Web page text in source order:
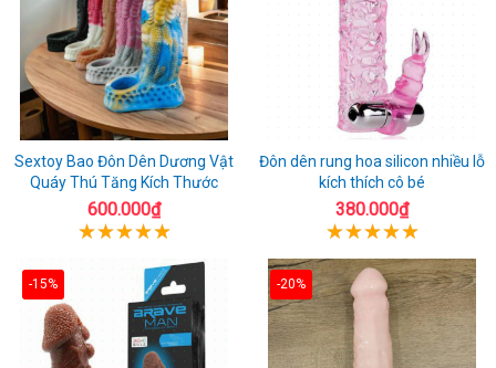
Sextoy Bao Đôn Dên Dương Vật
Quáy Thú Tăng Kích Thước
600.000₫
Đôn dên rung hoa silicon nhiều lỗ
kích thích cô bé
380.000₫
-15% -20%